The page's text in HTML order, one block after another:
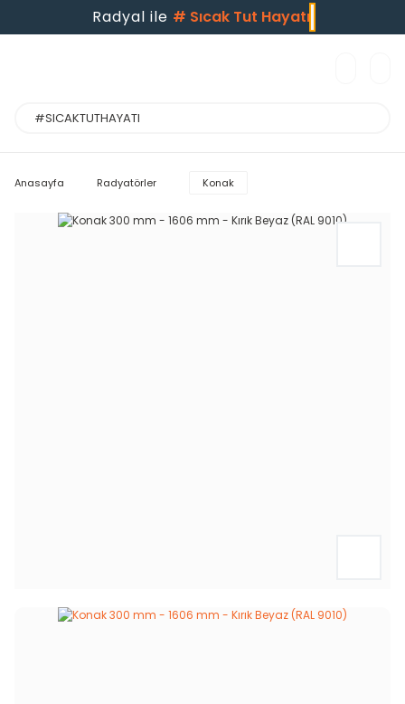
Radyal ile # Sıcak Tut Hayatı
Anasayfa Radyatörler Konak